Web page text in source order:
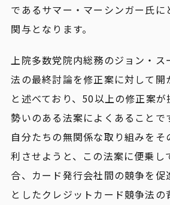
であるサマー・マーシンガー氏に
関与となります。
上院多数党院内総務のジョン・
法の最終討論を修正案に対して開
と述べており、50以上の修正案が
勢いのある法案によくあることで
自分たちの無関係な取り組みを
利させようと、この法案に便乗し
合、カード発行会社間の競争を促
としたクレジットカード競争法